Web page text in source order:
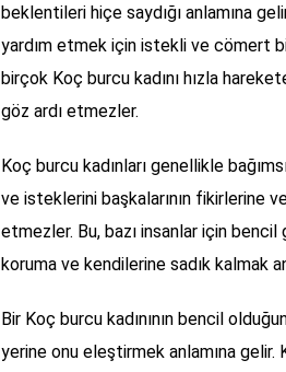
beklentileri hiçe saydığı anlamına
yardım etmek için istekli ve cömert
birçok Koç burcu kadını hızla
göz ardı etmezler.
Koç burcu kadınları genellikle
ve isteklerini başkalarının fikirlerine
etmezler. Bu, bazı insanlar için
koruma ve kendilerine sadık kalmak
Bir Koç burcu kadınının bencil
yerine onu eleştirmek anlamına gelir.